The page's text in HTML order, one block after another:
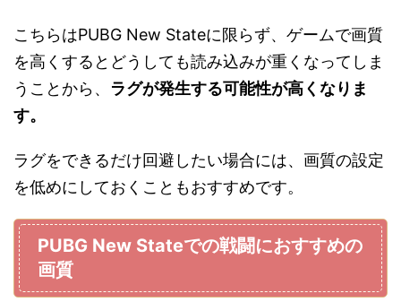
こちらはPUBG New Stateに限らず、ゲームで画質
を高くするとどうしても読み込みが重くなってしま
うことから、 ラグが発生する可能性が高くなりま
す。
ラグをできるだけ回避したい場合には、画質の設定
を低めにしておくこともおすすめです。
PUBG New Stateでの戦闘におすすめの
画質